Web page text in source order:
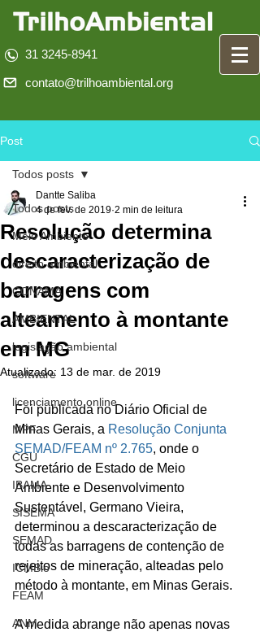
31 3245-8941
contato@trilhoambiental.org
Post
Todos posts
Meio Ambiente
direito ambiental
CONAMA
AMBIENTAL
legislação ambiental
software
licenciamento online
MPF
CGU
IBAMA
SISEMA
SEMAD
ICMBio
FEAM
ANM
Todos posts
Resolução determina
descaracterização de
barragens com
alteamento à montante
em MG
Dantte Saliba
4 de fev. de 2019 2 min de leitura
Atualizado: 13 de mar. de 2019
Foi publicada no Diário Oficial de
Minas Gerais, a Resolução Conjunta
SEMAD/FEAM nº 2.765, onde o
Secretário de Estado de Meio
Ambiente e Desenvolvimento
Sustentável, Germano Vieira,
determinou a descaracterização de
todas as barragens de contenção de
rejeitos de mineração, alteadas pelo
método à montante, em Minas Gerais.
A medida abrange não apenas novas